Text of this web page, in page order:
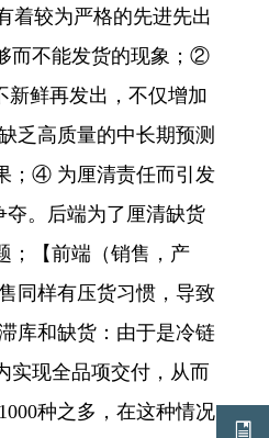
着较为严格的先进先出
而不能发货的现象；②
新鲜再发出，不仅增加
乏高质量的中长期预测
；④ 为厘清责任而引发
夺。后端为了厘清缺货
；【前端（销售，产
同样有压货习惯，导致
库和缺货：由于是冷链
实现全品项交付，从而
种之多，在这种情况